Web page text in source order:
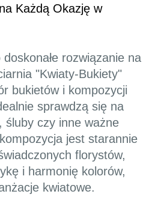
Każdą Okazję w
rozwiązanie na
"Kwiaty-Bukiety"
bukietów i kompozycji
sprawdzą się na
śluby czy inne ważne
jest starannie
florystów,
i harmonię kolorów,
kwiatowe.